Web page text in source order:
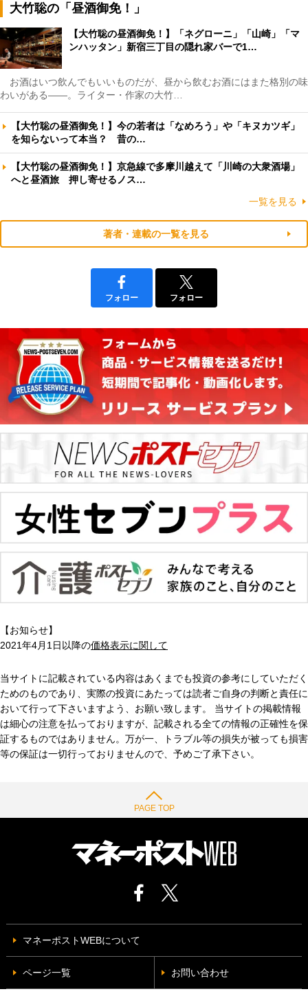
大竹聡の「昼酒御免！」
【大竹聡の昼酒御免！】「ネグローニ」「山崎」「マ
ンハッタン」新宿三丁目の隠れ家バーで1…
お酒はいつ飲んでもいいものだが、昼から飲むお酒にはまた格別の味
わいがある――。ライター・作家の大竹…
【大竹聡の昼酒御免！】今の若者は「なめろう」や「キヌカツギ」
を知らないって本当？ 昔の…
【大竹聡の昼酒御免！】京急線で多摩川越えて「川崎の大衆酒場」
へと昼酒旅 押し寄せるノス…
一覧を見る
著者・連載の一覧を見る
フォロー フォロー
【お知らせ】
2021年4月1日以降の価格表示に関して
当サイトに記載されている内容はあくまでも投資の参考にしていただく
ためのものであり、実際の投資にあたっては読者ご自身の判断と責任に
おいて行って下さいますよう、お願い致します。 当サイトの掲載情報
は細心の注意を払っておりますが、記載される全ての情報の正確性を保
証するものではありません。万が一、トラブル等の損失が被っても損害
等の保証は一切行っておりませんので、予めご了承下さい。
PAGE TOP
マネーポストWEBについて
ページ一覧 お問い合わせ